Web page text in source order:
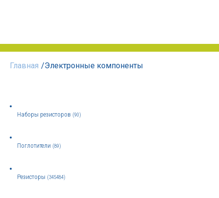
Главная /Электронные компоненты
Наборы резисторов (90)
Поглотители (89)
Резисторы (345484)